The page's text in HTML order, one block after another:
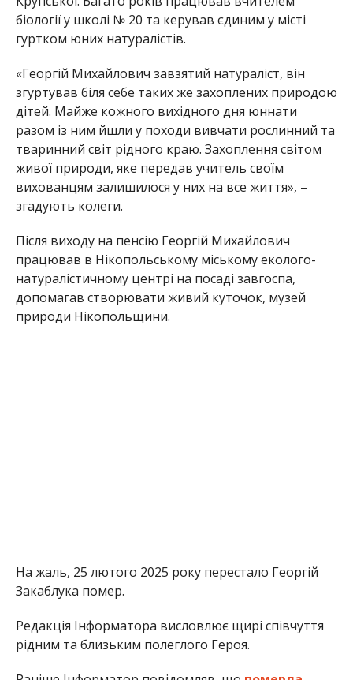
«Георгій Михайлович завзятий натураліст, він
згуртував біля себе таких же захоплених природою
разом із ним йшли у походи вивчати рослинний та
тваринний світ рідного краю. Захоплення світом
живої природи, яке передав учитель своїм
вихованцям залишилося у них на все життя», –
згадують колеги.
Після виходу на пенсію Георгій Михайлович
працював в Нікопольському міському еколого-
допомагав створювати живий куточок, музей
природи Нікопольщини.
Редакція Інформатора висловлює щирі співчуття
рідним та близьким полеглого Героя.
Раніше Інформатор повідомляв, щопомерла
заступник директора Нікопольського ліцею